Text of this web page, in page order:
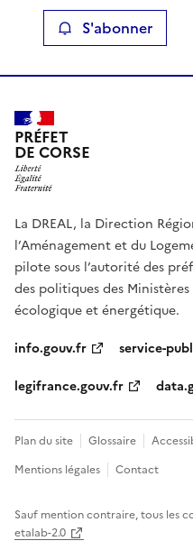
S'abonner
PRÉFET
DE CORSE
La DREAL, la Direction
l’Aménagement et du
pilote sous l’autorité des
des politiques des
écologique et énergétique.
info.gouv.fr
service-
legifrance.gouv.fr
Plan du site Glossaire
Mentions légales
Contact
Sauf mention contraire, tous les
etalab-2.0